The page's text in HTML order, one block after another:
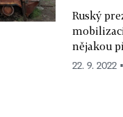
Ruský
nějakou
22. 9. 2022